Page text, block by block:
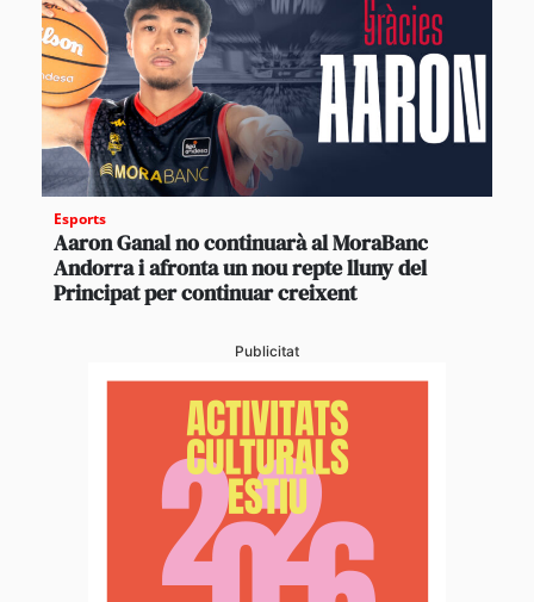
Esports
Aaron Ganal no continuarà al MoraBanc
Andorra i afronta un nou repte lluny del
Principat per continuar creixent
Publicitat